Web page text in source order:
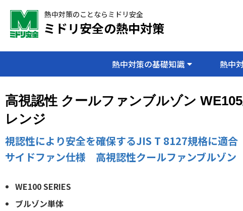
熱中対策のことならミドリ安全
ミドリ安全の熱中対策
熱中対策の基礎知識 熱中
高視認性 クールファンブルゾン
レンジ
視認性により安全を確保するJIS T 8127規格に適合
サイドファン仕様 高視認性クールファンブルゾン
WE100 SERIES
ブルゾン単体